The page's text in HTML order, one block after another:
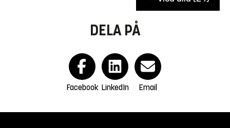
DELA PÅ
Facebook LinkedIn Email